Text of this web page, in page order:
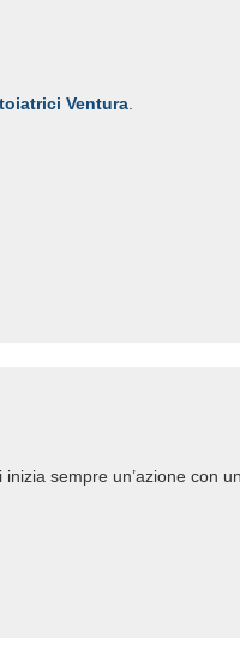
Ventura.
sempre un’azione con